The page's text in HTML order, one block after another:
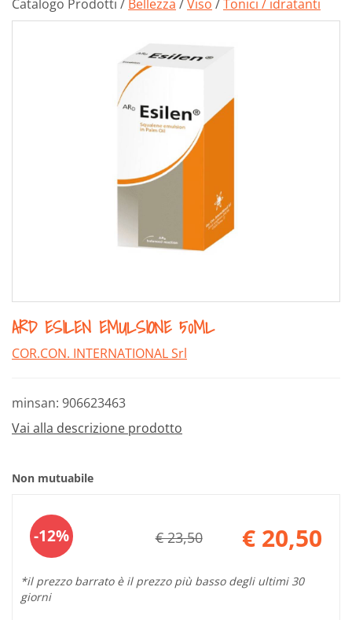
Catalogo Prodotti / Bellezza /Viso /Tonici / idratanti
ARD ESILEN EMULSIONE 50ML
COR.CON. INTERNATIONAL Srl
minsan: 906623463
Vai alla descrizione prodotto
Non mutuabile
Sconto
del12% € 23,50
Prezzo
€ 20,50
*il prezzo barrato è il prezzo più basso degli ultimi 30
giorni